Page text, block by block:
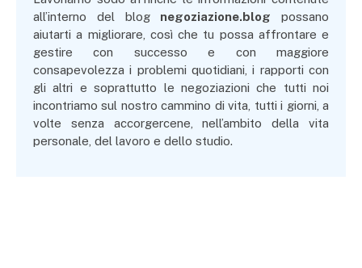
all’interno del blog negoziazione.blog possano
aiutarti a migliorare, così che tu possa affrontare e
gestire con successo e con maggiore
consapevolezza i problemi quotidiani, i rapporti con
gli altri e soprattutto le negoziazioni che tutti noi
incontriamo sul nostro cammino di vita, tutti i giorni, a
volte senza accorgercene, nell’ambito della vita
personale, del lavoro e dello studio.